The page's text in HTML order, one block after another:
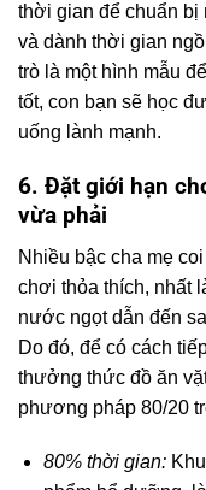
thời gian để chuẩn bị
và dành thời gian
trò là một hình mẫu
tốt, con bạn sẽ học
uống lành mạnh.
6. Đặt giới hạn
vừa phải
Nhiều bậc cha mẹ
chơi thỏa thích, nhất
nước ngọt dẫn đến
Do đó, để có cách
thưởng thức đồ ăn
phương pháp 80/20
80% thời gian: